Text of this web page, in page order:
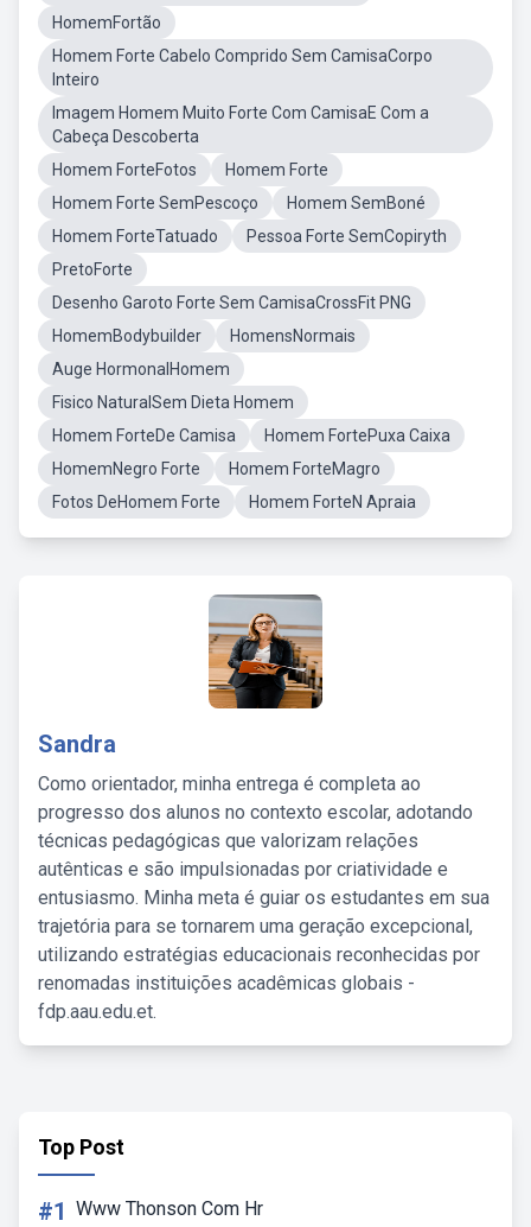
HomemFortão
Homem Forte Cabelo Comprido Sem CamisaCorpo
Inteiro
Imagem Homem Muito Forte Com CamisaE Com a
Cabeça Descoberta
Homem ForteFotos
Homem Forte
Homem Forte SemPescoço
Homem SemBoné
Homem ForteTatuado
Pessoa Forte SemCopiryth
PretoForte
Desenho Garoto Forte Sem CamisaCrossFit PNG
HomemBodybuilder
HomensNormais
Auge HormonalHomem
Fisico NaturalSem Dieta Homem
Homem ForteDe Camisa
Homem FortePuxa Caixa
HomemNegro Forte
Homem ForteMagro
Fotos DeHomem Forte
Homem ForteN Apraia
Sandra
Como orientador, minha entrega é completa ao
progresso dos alunos no contexto escolar, adotando
técnicas pedagógicas que valorizam relações
autênticas e são impulsionadas por criatividade e
entusiasmo. Minha meta é guiar os estudantes em sua
trajetória para se tornarem uma geração excepcional,
utilizando estratégias educacionais reconhecidas por
renomadas instituições acadêmicas globais -
fdp.aau.edu.et.
Top Post
#1 Www Thonson Com Hr